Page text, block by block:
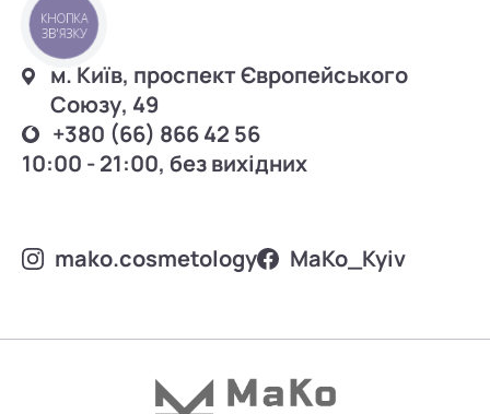
м. Київ, проспект Європейського
Союзу, 49
+380 (66) 866 42 56
10:00 - 21:00, без вихідних
mako.cosmetology MаKo_Kyiv
КНОПКА
ЗВ'ЯЗКУ